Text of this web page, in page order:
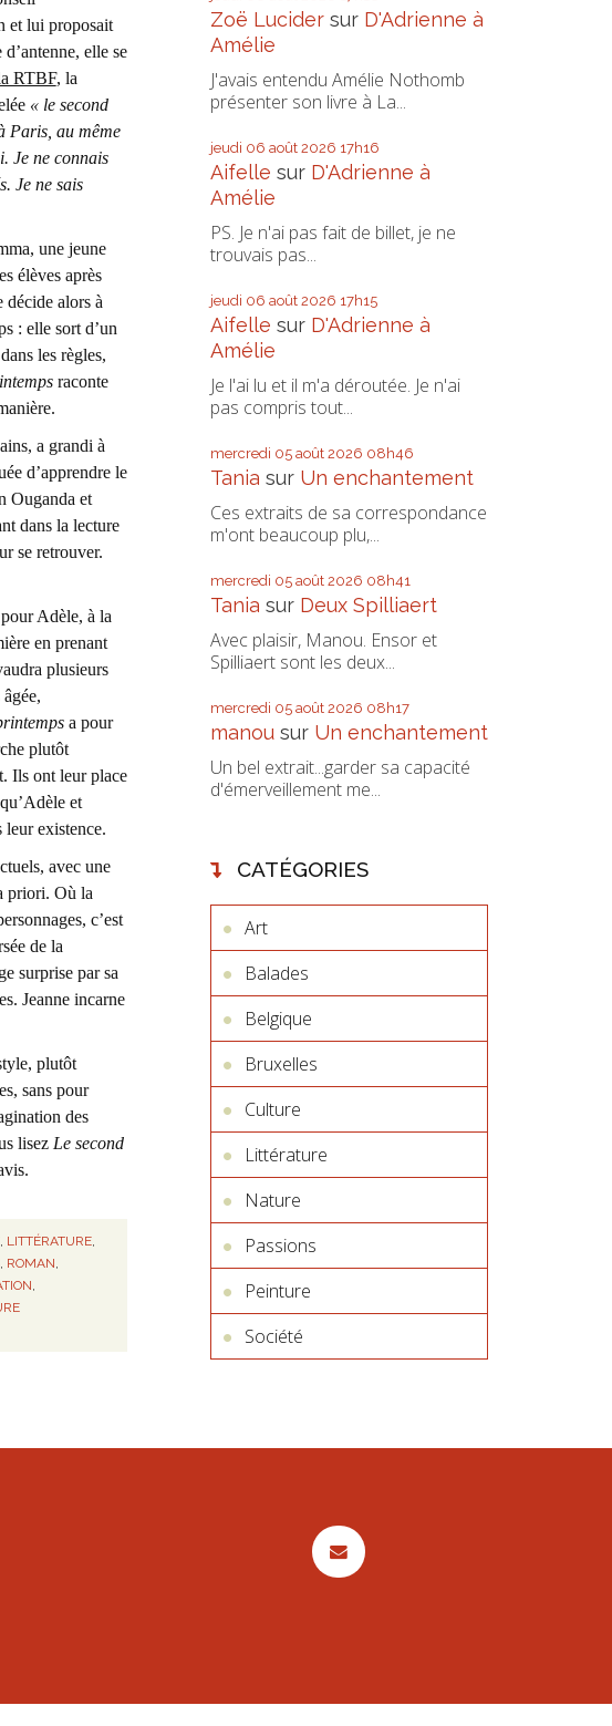
et lui proposait
elle se
RTBF, la
« le second
Paris, au même
Je ne connais
Je ne sais
une jeune
élèves après
alors à
: elle sort d’un
les règles,
raconte
a grandi à
d’apprendre le
Ouganda et
dans la lecture
se retrouver.
Adèle, à la
en prenant
plusieurs
a pour
plutôt
Ils ont leur place
et
leur existence.
avec une
priori. Où la
c’est
de la
surprise par sa
Jeanne incarne
plutôt
sans pour
des
lisez Le second
, LITTÉRATURE,
, ROMAN,
,
Zoë Lucidersur D'Adrienne à
Amélie
J'avais entendu Amélie Nothomb
présenter son livre à La...
jeudi 06 août 2026 17h16
Aifelle sur D'Adrienne à
Amélie
PS. Je n'ai pas fait de billet, je ne
trouvais pas...
jeudi 06 août 2026 17h15
Aifelle sur D'Adrienne à
Amélie
Je l'ai lu et il m'a déroutée. Je n'ai
pas compris tout...
mercredi 05 août 2026 08h46
Tania sur Un enchantement
Ces extraits de sa correspondance
m'ont beaucoup plu,...
mercredi 05 août 2026 08h41
Tania sur Deux Spilliaert
Avec plaisir, Manou. Ensor et
Spilliaert sont les deux...
mercredi 05 août 2026 08h17
manousur Un enchantement
Un bel extrait...garder sa capacité
d'émerveillement me...
CATÉGORIES
Art
Balades
Belgique
Bruxelles
Culture
Littérature
Nature
Passions
Peinture
Société